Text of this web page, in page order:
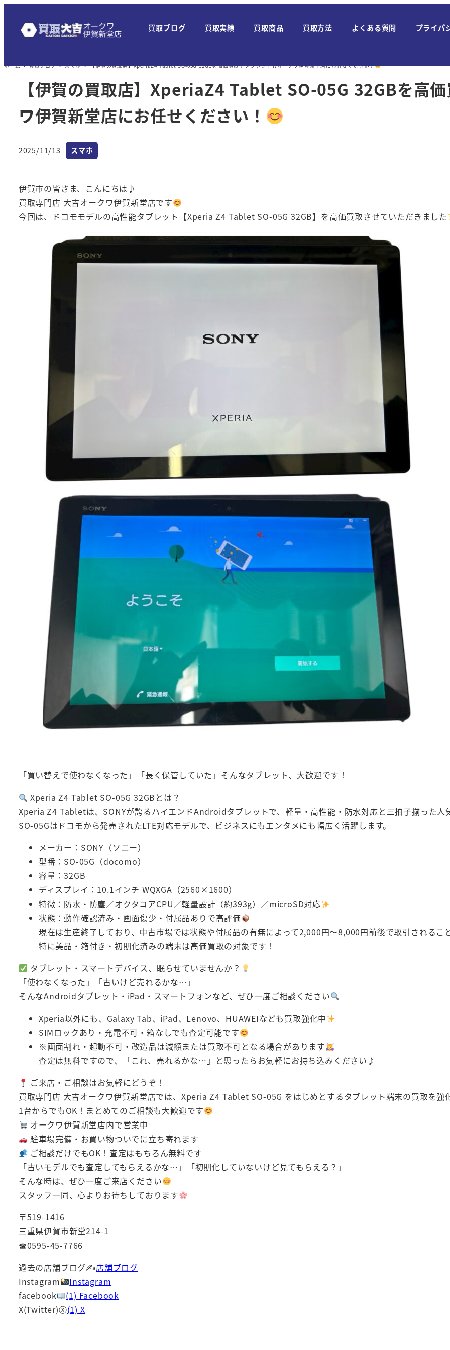
ン
買取ブログ 買取実績 買取商品 買取方法 よくある質問 プライパ
ホーム 買取ブログ スマホ 【伊賀の買取店】XperiaZ4 Tablet SO-05G 32GBを高価買取！タブレットもオークワ伊賀新堂店にお任せください！
【伊賀の買取店】XperiaZ4 Tablet SO-05G 32GBを高
ワ伊賀新堂店にお任せください！
投稿日
2025/11/13 カテゴリー
スマホ
伊賀市の皆さま、こんにちは♪
買取専門店 大吉オークワ伊賀新堂店です
今回は、ドコモモデルの高性能タブレット【Xperia Z4 Tablet SO-05G 32GB】を高価買取させていただきました
「買い替えで使わなくなった」「長く保管していた」そんなタブレット、大歓迎です！
Xperia Z4 Tablet SO-05G 32GBとは？
Xperia Z4 Tabletは、SONYが誇るハイエンドAndroidタブレットで、軽量・高性能・防水対応と三拍子揃った人
SO-05Gはドコモから発売されたLTE対応モデルで、ビジネスにもエンタメにも幅広く活躍します。
メーカー：SONY（ソニー）
型番：SO-05G（docomo）
容量：32GB
ディスプレイ：10.1インチ WQXGA（2560×1600）
特徴：防水・防塵／オクタコアCPU／軽量設計（約393g）／microSD対応
状態：動作確認済み・画面傷少・付属品ありで高評価
現在は生産終了しており、中古市場では状態や付属品の有無によって2,000円〜8,000円前後で取引されるこ
特に美品・箱付き・初期化済みの端末は高価買取の対象です！
タブレット・スマートデバイス、眠らせていませんか？
「使わなくなった」「古いけど売れるかな…」
そんなAndroidタブレット・iPad・スマートフォンなど、ぜひ一度ご相談ください
Xperia以外にも、Galaxy Tab、iPad、Lenovo、HUAWEIなども買取強化中
SIMロックあり・充電不可・箱なしでも査定可能です
※画面割れ・起動不可・改造品は減額または買取不可となる場合があります
査定は無料ですので、「これ、売れるかな…」と思ったらお気軽にお持ち込みください♪
ご来店・ご相談はお気軽にどうぞ！
買取専門店 大吉オークワ伊賀新堂店では、Xperia Z4 Tablet SO-05G をはじめとするタブレット端末の買取を強
1台からでもOK！まとめてのご相談も大歓迎です
オークワ伊賀新堂店内で営業中
駐車場完備・お買い物ついでに立ち寄れます
ご相談だけでもOK！査定はもちろん無料です
「古いモデルでも査定してもらえるかな…」「初期化していないけど見てもらえる？」
そんな時は、ぜひ一度ご来店ください
スタッフ一同、心よりお待ちしております
〒519-1416
三重県伊賀市新堂214-1
☎0595-45-7766
過去の店舗ブログ✍店舗ブログ
Instagram
Instagram
facebook
(1) Facebook
X(Twitter)Ⓧ(1) X